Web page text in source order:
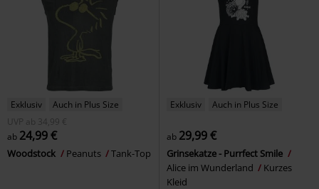
Exklusiv
Auch in Plus Size
UVP
ab
34,99 €
ab 24,99 €
Woodstock Peanuts Tank-Top
Exklusiv Auch in Plus Size
ab 29,99 €
Grinsekatze - Purrfect Smile
Alice im Wunderland
Kurzes
Kleid